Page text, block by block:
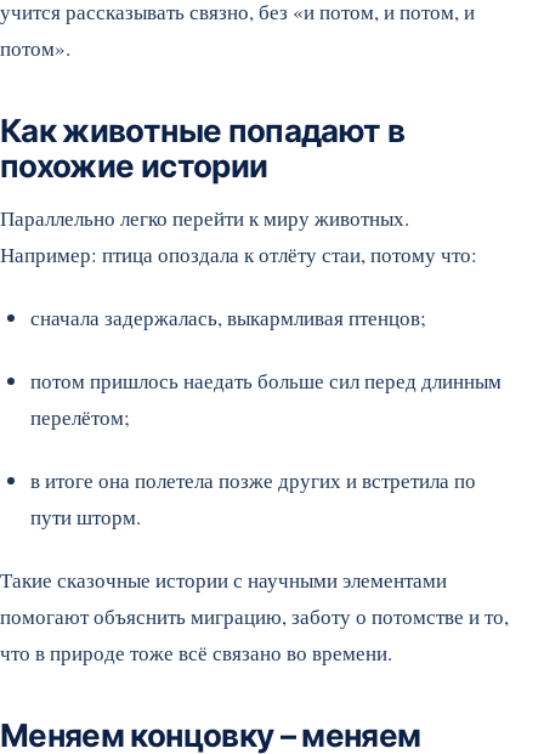
учится рассказывать связно, без «и потом, и потом, и
потом».
Как животные попадают в
похожие истории
Параллельно легко перейти к миру животных.
Например: птица опоздала к отлёту стаи, потому что:
сначала задержалась, выкармливая птенцов;
потом пришлось наедать больше сил перед длинным
перелётом;
в итоге она полетела позже других и встретила по
пути шторм.
Такие сказочные истории с научными элементами
помогают объяснить миграцию, заботу о потомстве и то,
что в природе тоже всё связано во времени.
Меняем концовку – меняем